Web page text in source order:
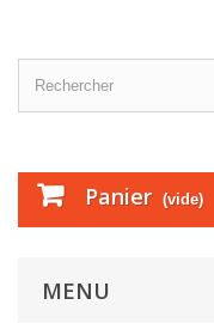
Panier (vide)
MENU